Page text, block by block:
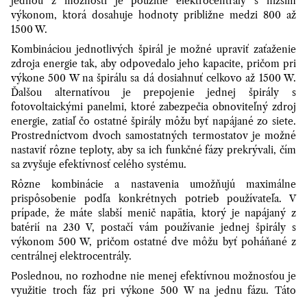
výkonom, ktorá dosahuje hodnoty približne medzi 800 až
1500 W.
Kombináciou jednotlivých špirál je možné upraviť zaťaženie
zdroja energie tak, aby odpovedalo jeho kapacite, pričom pri
výkone 500 W na špirálu sa dá dosiahnuť celkovo až 1500 W.
Ďalšou alternatívou je prepojenie jednej špirály s
fotovoltaickými panelmi, ktoré zabezpečia obnoviteľný zdroj
energie, zatiaľ čo ostatné špirály môžu byť napájané zo siete.
Prostredníctvom dvoch samostatných termostatov je možné
nastaviť rôzne teploty, aby sa ich funkčné fázy prekrývali, čím
sa zvyšuje efektívnosť celého systému.
Rôzne kombinácie a nastavenia umožňujú maximálne
prispôsobenie podľa konkrétnych potrieb používateľa. V
prípade, že máte slabší menič napätia, ktorý je napájaný z
batérií na 230 V, postačí vám používanie jednej špirály s
výkonom 500 W, pričom ostatné dve môžu byť poháňané z
centrálnej elektrocentrály.
Poslednou, no rozhodne nie menej efektívnou možnosťou je
využitie troch fáz pri výkone 500 W na jednu fázu. Táto